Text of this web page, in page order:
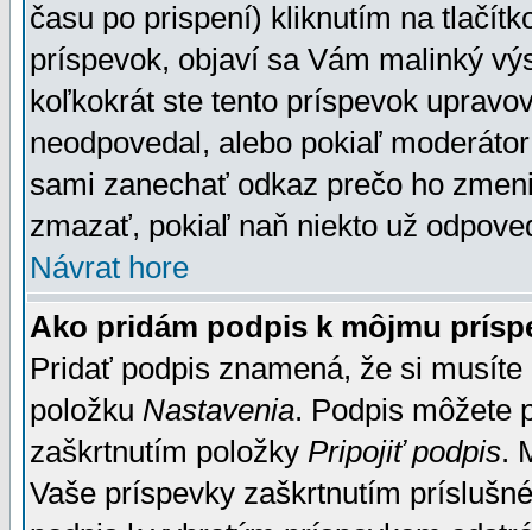
času po prispení) kliknutím na
príspevok, objaví sa Vám malinký
koľkokrát ste tento príspevok
neodpovedal, alebo pokiaľ
sami zanechať odkaz prečo ho
zmazať, pokiaľ naň niekto už
Návrat hore
Ako pridám podpis k môjmu
Pridať podpis znamená, že si
položku Nastavenia. Podpis môžete
zaškrtnutím položky Pripojiť podpis.
Vaše príspevky zaškrtnutím